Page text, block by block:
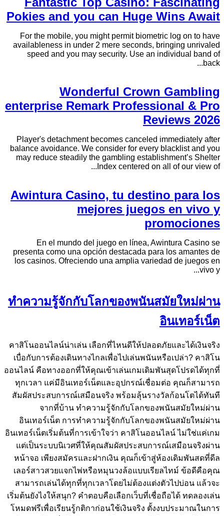
Pokies and you can Huge Wins Await
For the mobile, you might permit biometric log on to have
availableness in under 2 mere seconds, bringing unrivaled
speed and you may security. Use an individual band of
back...
Wonderful Crown Gambling
enterprise Remark Professional & Pro
Reviews 2026
Player's detachment becomes canceled immediately after
balance avoidance. We consider for every blacklist and you
may reduce steadily the gambling establishment’s Shelter
Index centered on all of our view of...
Awintura Casino, tu destino para los
mejores juegos en vivo y
promociones
En el mundo del juego en línea, Awintura Casino se
presenta como una opción destacada para los amantes de
los casinos. Ofreciendo una amplia variedad de juegos en
vivo y...
ทำความรู้จักกับโลกของพนันสมัยใหม่ผ่าน
อินเทอร์เน็ต
คาสิโนออนไลน์น่าเล่น เลือกที่ไหนดีให้ปลอดภัยและได้เงินจริง
เบื่อกับการต้องเดินทางไกลเพื่อไปเล่นพนันหรือเปล่า? คาสิโน
ออนไลน์ คือทางออกที่ให้คุณเข้าเล่นเกมเดิมพันสุดโปรดได้ทุกที่
ทุกเวลา แค่มีอินเทอร์เน็ตและอุปกรณ์เชื่อมต่อ คุณก็สามารถ
สัมผัสประสบการณ์เสมือนจริง พร้อมลุ้นรางวัลก้อนโตได้ทันที
จากที่บ้าน ทำความรู้จักกับโลกของพนันสมัยใหม่ผ่าน
อินเทอร์เน็ต การทำความรู้จักกับโลกของพนันสมัยใหม่ผ่าน
อินเทอร์เน็ตเริ่มต้นที่การเข้าใจว่า คาสิโนออนไลน์ ไม่ใช่แค่เกม
แต่เป็นระบบนิเวศที่ให้คุณสัมผัสประสบการณ์เสมือนจริงผ่าน
หน้าจอ เพียงสมัครและฝากเงิน คุณก็เข้าสู่ห้องเดิมพันสดที่ดีล
เลอร์สาวสวยแจกไพ่หรือหมุนวงล้อแบบเรียลไทม์ ข้อดีคือคุณ
สามารถเล่นได้ทุกที่ทุกเวลาโดยไม่ต้องแต่งตัวไปบ่อน แล้วจะ
เริ่มต้นยังไงให้สนุก? คำตอบคือเลือกเว็บที่เชื่อถือได้ ทดลองเล่น
โหมดฟรีเพื่อเรียนรู้กติกาก่อนใช้เงินจริง ตั้งงบประมาณในการ